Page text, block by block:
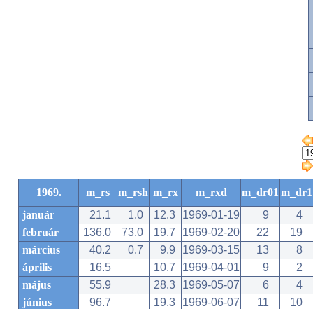
1969. m_rs m_rsh m_rx m_rxd m_dr01 m_dr1
január
21.1 1.0 12.3 1969-01-19 9
4
február
136.0 73.0 19.7 1969-02-20 22
19
március
40.2 0.7 9.9 1969-03-15 13
8
április
16.5 10.7 1969-04-01 9
2
május
55.9 28.3 1969-05-07 6
4
június
96.7 19.3 1969-06-07 11
10